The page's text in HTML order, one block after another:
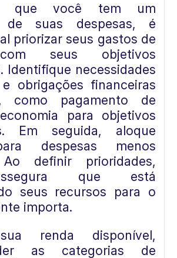
que você tem um
de suas despesas, é
priorizar seus gastos de
seus objetivos
Identifique necessidades
e obrigações financeiras
como pagamento de
para objetivos
Em seguida, aloque
despesas menos
Ao definir prioridades,
que está
seus recursos para o
importa.
renda disponível,
as categorias de